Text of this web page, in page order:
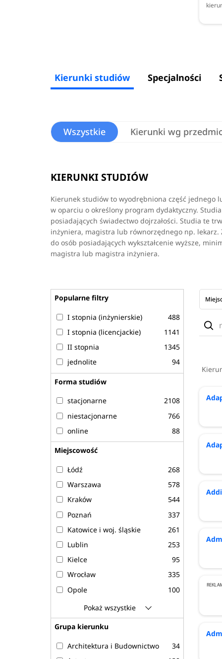
Kierunki studiów Specjalności
Wszystkie Kierunki wg
KIERUNKI STUDIÓW
Kierunek studiów to wyodrębniona część jednego
w oparciu o określony program dydaktyczny.
posiadających świadectwo dojrzałości. Studia te
inżyniera, magistra lub równorzędnego np.
do osób posiadających wykształcenie wyższe,
magistra lub magistra inżyniera.
Popularne filtry
I stopnia (inżynierskie)
488
I stopnia (licencjackie)
1141
II stopnia
1345
jednolite
94
Forma studiów
stacjonarne
2108
niestacjonarne
766
online
88
Miejscowość
Łódź
268
Warszawa
578
Kraków
544
Poznań
337
Katowice i woj. śląskie
261
Lublin
253
Kielce
95
Wrocław
335
Opole
100
Zielona Góra
Bydgoszcz
153
Toruń
Olsztyn
74
Pokaż wszystkie
Grupa kierunku
Architektura i Budownictwo
34